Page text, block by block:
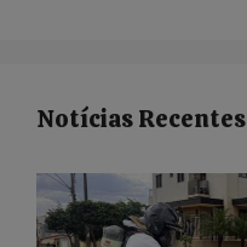
Notícias Recentes